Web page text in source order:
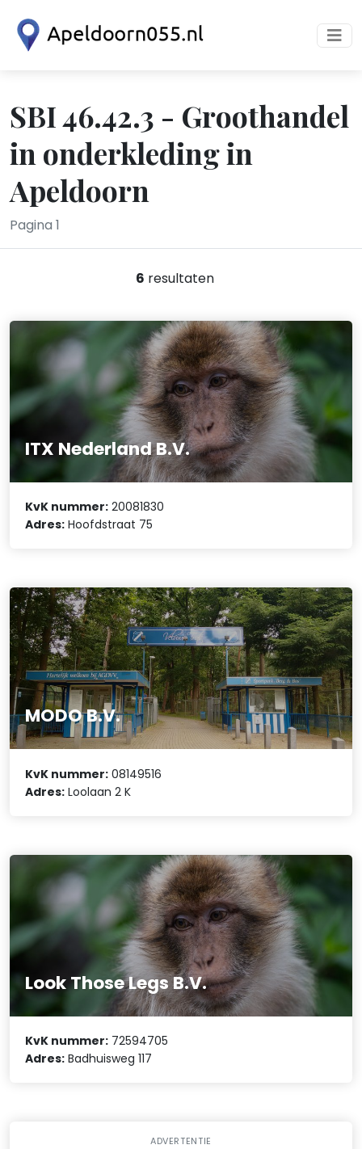
SBI 46.42.3 - Groothandel
in onderkleding in
Apeldoorn
Pagina 1
6 resultaten
ITX Nederland B.V.
KvK nummer: 20081830
Adres: Hoofdstraat 75
MODO B.V.
KvK nummer: 08149516
Adres: Loolaan 2 K
Look Those Legs B.V.
KvK nummer: 72594705
Adres: Badhuisweg 117
ADVERTENTIE